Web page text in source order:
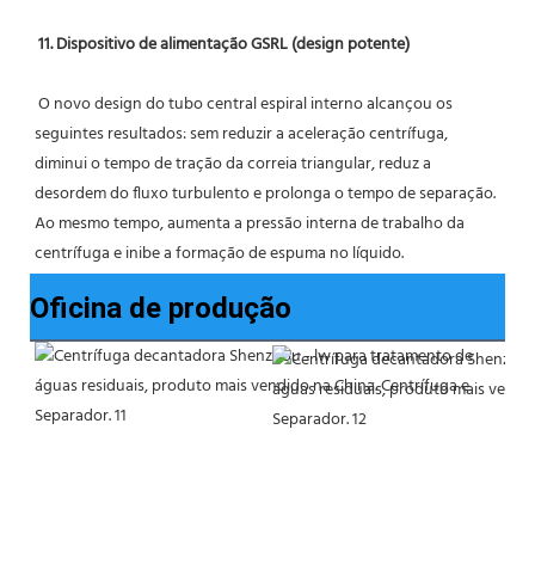
11. Dispositivo de alimentação GSRL (design potente)
seguintes resultados: sem reduzir a aceleração centrífuga,
diminui o tempo de tração da correia triangular, reduz a
desordem do fluxo turbulento e prolonga o tempo de separação.
Ao mesmo tempo, aumenta a pressão interna de trabalho da
centrífuga e inibe a formação de espuma no líquido.
Oficina de produção